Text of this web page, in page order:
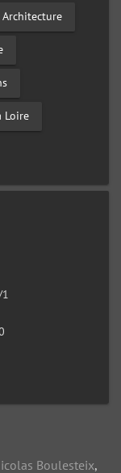
Architecture
Loire
Boulesteix,